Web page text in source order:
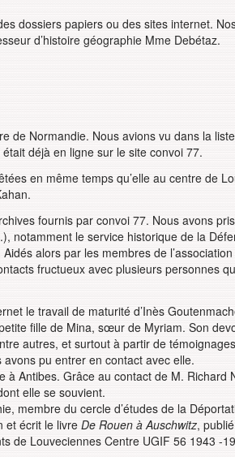
dossiers papiers ou des sites internet.
d’histoire géographie Mme Debétaz.
de Normandie. Nous avions vu dans la liste
déjà en ligne sur le site convoi 77.
en même temps qu’elle au centre de
fournis par convoi 77. Nous avons
notamment le service historique de la
alors par les membres de
fructueux avec plusieurs personnes
le travail de maturité d’Inès
fille de Mina, sœur de Myriam. Son
autres, et surtout à partir de
pu entrer en contact avec elle.
à Antibes. Grâce au contact de M. Richard
elle se souvient.
membre du cercle d’études de la
et écrit le livre De Rouen à Auschwitz,
de Louveciennes Centre UGIF 56 1943 -